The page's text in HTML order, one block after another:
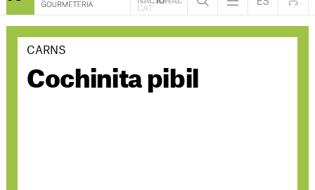
CARNS
Cochinita pibil